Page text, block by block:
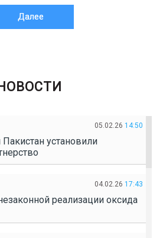
Далее
05.02.26 14:50
Пакистан установили
04.02.26 17:43
реализации оксида